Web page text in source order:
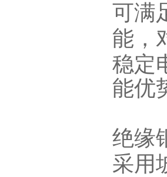
可满
能，
稳定
能优
绝缘
采用